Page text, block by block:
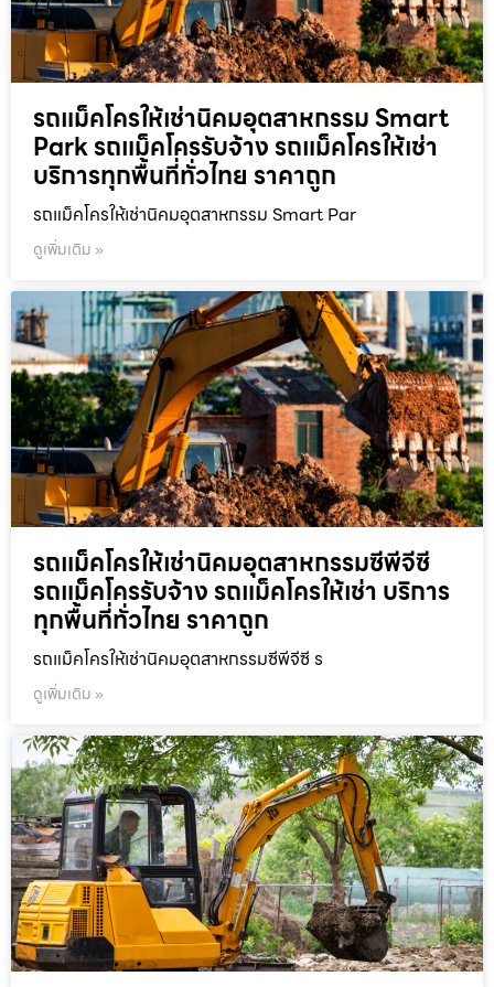
รถแม็คโครให้เช่านิคมอุตสาหกรรม Smart
Park รถแม็คโครรับจ้าง รถแม็คโครให้เช่า
บริการทุกพื้นที่ทั่วไทย ราคาถูก
รถแม็คโครให้เช่านิคมอุตสาหกรรม Smart Par
ดูเพิ่มเติม »
รถแม็คโครให้เช่านิคมอุตสาหกรรมซีพีจีซี
รถแม็คโครรับจ้าง รถแม็คโครให้เช่า บริการ
ทุกพื้นที่ทั่วไทย ราคาถูก
รถแม็คโครให้เช่านิคมอุตสาหกรรมซีพีจีซี ร
ดูเพิ่มเติม »